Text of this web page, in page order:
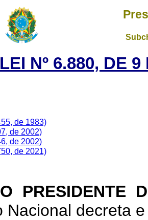
LEI Nº 6.880, DE
de 1983)
de 2002)
de 2002)
de 2021)
DA
Nacional decreta